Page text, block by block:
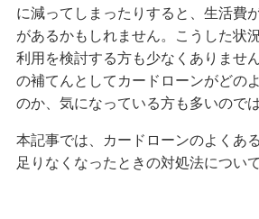
キャッシングとは？カードロ
して分かりやすく解説
お金を借りたいときに使える
い方法や注意点を解説
100万円を借りる方法は？必要
ュレーションも紹介
に減ってしまったりすると、生活費
があるかもしれません。こうした状
利用を検討する方も少なくありませ
の補てんとしてカードローンがどの
のか、気になっている方も多いので
本記事では、カードローンのよくあ
足りなくなったときの対処法につい